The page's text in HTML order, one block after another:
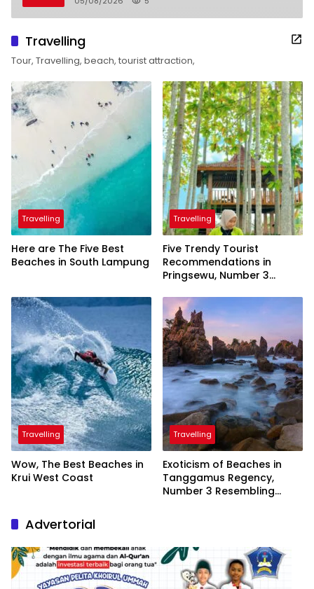
Travelling
Tour, Travelling, beach, tourist attraction,
Travelling
Here are The Five Best
Beaches in South Lampung
Travelling
Five Trendy Tourist
Recommendations in
Pringsewu, Number 3
President
Travelling
Wow, The Best Beaches in
Krui West Coast
Travelling
Exoticism of Beaches in
Tanggamus Regency,
Number 3 Resembling
Advertorial